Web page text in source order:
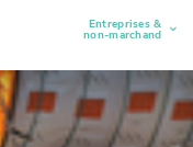
Entreprises &
non-marchand
(current)